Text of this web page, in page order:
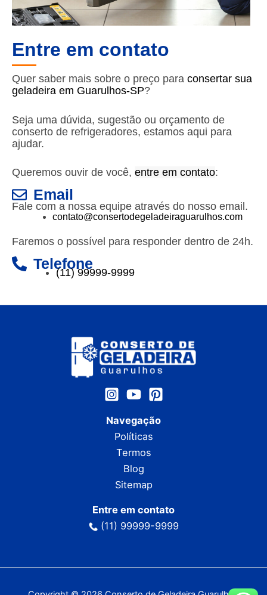
Entre em contato
Quer saber mais sobre o preço para consertar sua
geladeira em Guarulhos-SP?
Seja uma dúvida, sugestão ou orçamento de
conserto de refrigeradores, estamos aqui para
ajudar.
Queremos ouvir de você, entre em contato:
Email
Fale com a nossa equipe através do nosso email.
contato@consertodegeladeiraguarulhos.com
Faremos o possível para responder dentro de 24h.
Telefone
(11) 99999-9999
Navegação
Políticas
Termos
Blog
Sitemap
Entre em contato
(11) 99999-9999